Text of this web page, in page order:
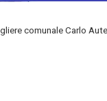
comunale Carlo